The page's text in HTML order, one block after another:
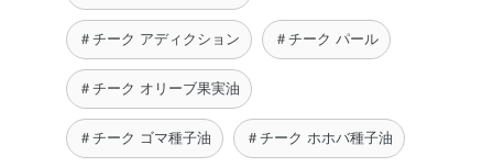
＃チーク アディクション ＃チーク パール
＃チーク オリーブ果実油
＃チーク ゴマ種子油 ＃チーク ホホバ種子油